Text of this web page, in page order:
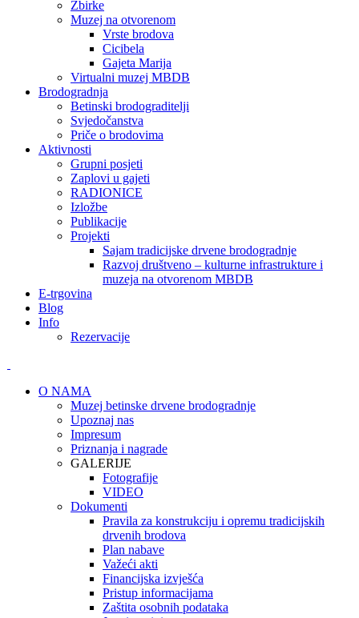
Zbirke
Muzej na otvorenom
Vrste brodova
Cicibela
Gajeta Marija
Virtualni muzej MBDB
Brodogradnja
Betinski brodograditelji
Svjedočanstva
Priče o brodovima
Aktivnosti
Grupni posjeti
Zaplovi u gajeti
RADIONICE
Izložbe
Publikacije
Projekti
Sajam tradicijske drvene brodogradnje
Razvoj društveno – kulturne infrastrukture i
muzeja na otvorenom MBDB
E-trgovina
Blog
Info
Rezervacije
O NAMA
Muzej betinske drvene brodogradnje
Upoznaj nas
Impresum
Priznanja i nagrade
GALERIJE
Fotografije
VIDEO
Dokumenti
Pravila za konstrukciju i opremu tradicijskih
drvenih brodova
Plan nabave
Važeći akti
Financijska izvješća
Pristup informacijama
Zaštita osobnih podataka